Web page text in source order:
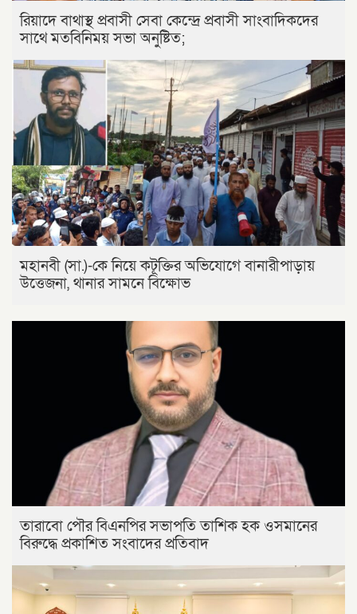
রিয়াদে বাথাস্থ প্রবাসী সেবা কেন্দ্রে প্রবাসী সাংবাদিকদের
সাথে মতবিনিময় সভা অনুষ্টিত;
মহানবী (সা.)-কে নিয়ে কটূক্তির অভিযোগে বানারীপাড়ায়
উত্তেজনা, থানার সামনে বিক্ষোভ
তারাবো পৌর বিএনপির সভাপতি তাশিক হক ওসমানের
বিরুদ্ধে প্রকাশিত সংবাদের প্রতিবাদ